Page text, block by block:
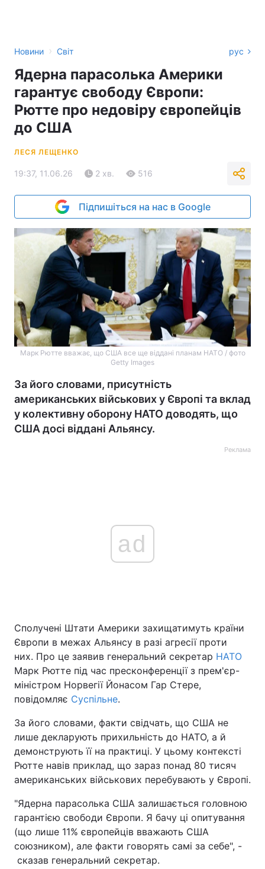
Новини › Світ рус
Ядерна парасолька Америки
гарантує свободу Європи:
Рютте про недовіру європейців
до США
ЛЕСЯ ЛЕЩЕНКО
19:37, 11.06.26 2 хв. 516
Підпишіться на нас в Google
Марк Рютте вважає, що США все ще віддані планам НАТО / фото
Getty Images
За його словами, присутність
американських військових у Європі та вклад
у колективну оборону НАТО доводять, що
США досі віддані Альянсу.
Реклама
ad
Сполучені Штати Америки захищатимуть країни
Європи в межах Альянсу в разі агресії проти
них. Про це заявив генеральний секретар НАТО
Марк Рютте під час пресконференції з прем'єр-
міністром Норвегії Йонасом Гар Стере,
повідомляє Суспільне.
За його словами, факти свідчать, що США не
лише декларують прихильність до НАТО, а й
демонструють її на практиці. У цьому контексті
Рютте навів приклад, що зараз понад 80 тисяч
американських військових перебувають у Європі.
"Ядерна парасолька США залишається головною
гарантією свободи Європи. Я бачу ці опитування
(що лише 11% європейців вважають США
союзником), але факти говорять самі за себе", -
сказав генеральний секретар.